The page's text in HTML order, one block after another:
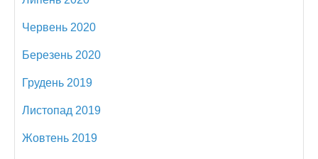
Червень 2020
Березень 2020
Грудень 2019
Листопад 2019
Жовтень 2019